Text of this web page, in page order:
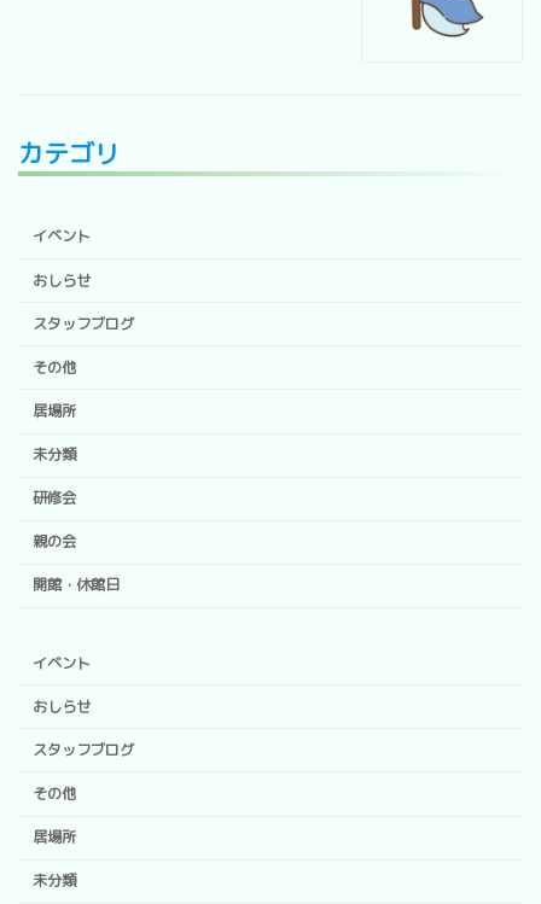
カテゴリ
イベント
おしらせ
スタッフブログ
その他
居場所
未分類
研修会
親の会
開館・休館日
イベント
おしらせ
スタッフブログ
その他
居場所
未分類